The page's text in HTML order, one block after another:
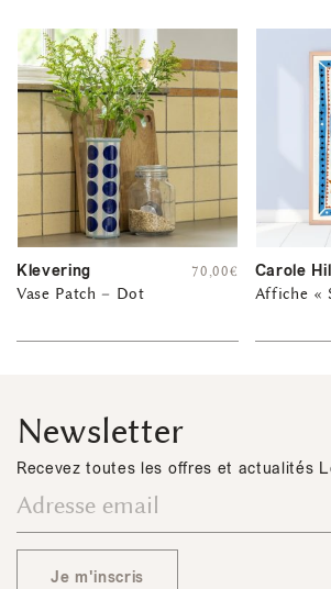
Klevering
Vase Patch – Dot
70,00€ Carole
Affiche «
Newsletter
Recevez toutes les offres et actualités
Je m'inscris